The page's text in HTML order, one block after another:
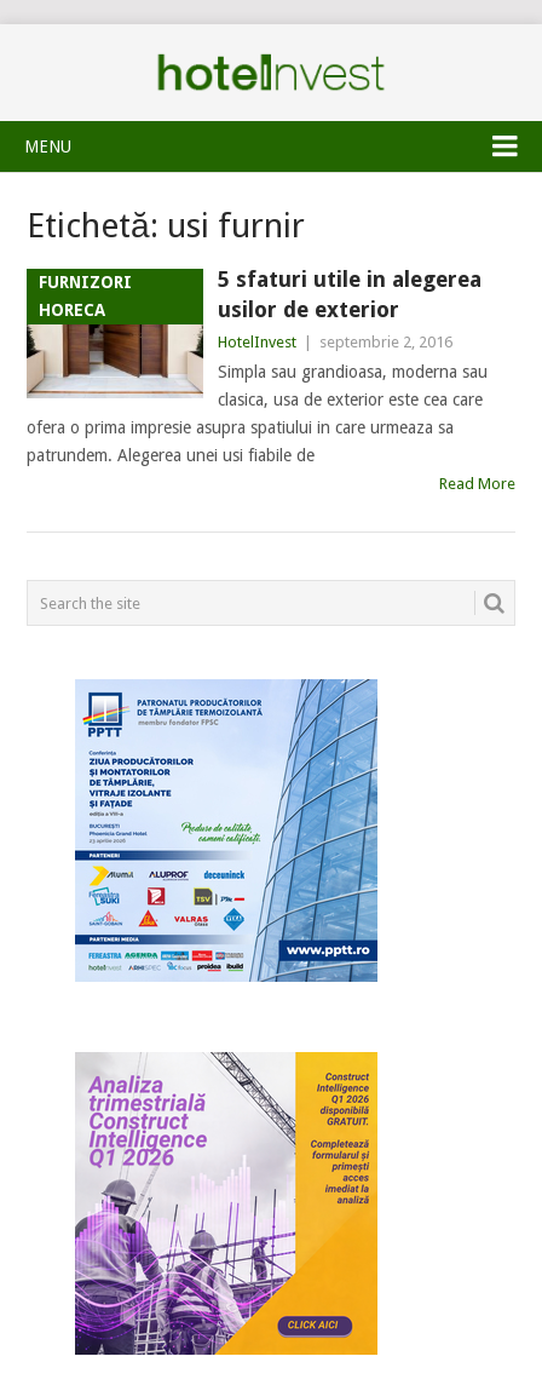
MENU
Etichetă: usi furnir
FURNIZORI
HORECA
5 sfaturi utile in alegerea
usilor de exterior
HotelInvest septembrie 2, 2016
Simpla sau grandioasa, moderna sau
clasica, usa de exterior este cea care
ofera o prima impresie asupra spatiului in care urmeaza sa
patrundem. Alegerea unei usi fiabile de
Read More
POSTS
NAVIGATION